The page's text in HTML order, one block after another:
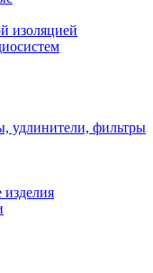
изоляцией
удлинители, фильтры